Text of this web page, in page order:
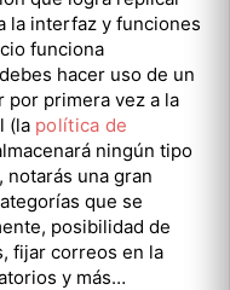
la interfaz y funciones
funciona
hacer uso de un
por primera vez a la
(la política de
ningún tipo
una gran
que se
posibilidad de
fijar correos en la
y más…